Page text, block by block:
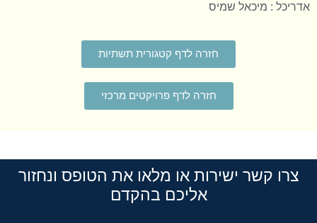
אדריכל : מיכאל שמיס
חזרה לדף קטגורית תשתיות
חזרה לדף פרויקטים מרכזי
צרו קשר ישירות או מלאו את הטופס ונחזור
אליכם בהקדם